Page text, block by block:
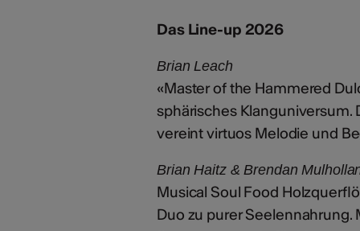
Das Line-up 2026
Brian Leach
«Master of the Hammered
sphärisches Klanguniversum.
vereint virtuos Melodie und
Brian Haitz & Brendan
Musical Soul Food
Duo zu purer